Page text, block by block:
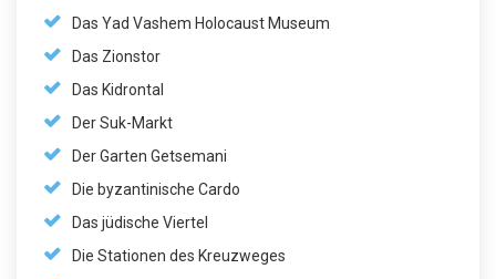
Das Yad Vashem Holocaust Museum
Das Zionstor
Das Kidrontal
Der Suk-Markt
Der Garten Getsemani
Die byzantinische Cardo
Das jüdische Viertel
Die Stationen des Kreuzweges